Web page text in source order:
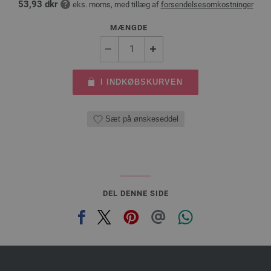
53,93 dkr eks. moms, med tillæg af forsendelsesomkostninger
MÆNGDE
I INDKØBSKURVEN
Sæt på ønskeseddel
DEL DENNE SIDE